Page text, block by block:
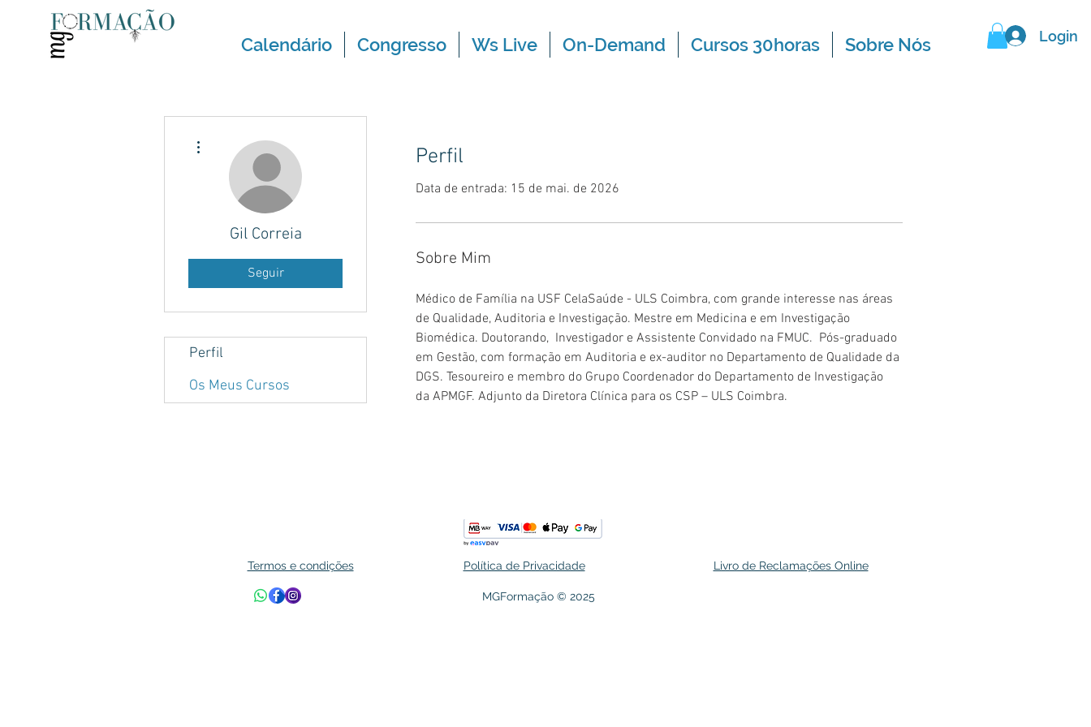
Login
Calendário Congresso Ws Live On-Demand Cursos 30horas Sobre Nós
Perfil
Data de entrada: 15 de mai. de 2026
Sobre Mim
Médico de Família na USF CelaSaúde - ULS Coimbra, com grande interesse nas áreas
de Qualidade, Auditoria e Investigação. Mestre em Medicina e em Investigação
Biomédica. Doutorando,  Investigador e Assistente Convidado na FMUC.  Pós-graduado
em Gestão, com formação em Auditoria e ex-auditor no Departamento de Qualidade da
DGS. Tesoureiro e membro do Grupo Coordenador do Departamento de Investigação
da APMGF. Adjunto da Diretora Clínica para os CSP – ULS Coimbra.
Gil Correia
Seguir
Perfil
Os Meus Cursos
Termos e condições Política de Privacidade Livro de Reclamações Online
MGFormação © 2025